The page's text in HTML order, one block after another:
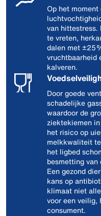
Op het
van hittestress.
te vreten,
dalen met
vruchtbaarheid
kalveren.
Door goede
schadelijke
waardoor de
ziektekiemen
het risico op
melkkwaliteit
het ligbed
besmetting
Een gezond
kans op
klimaat niet
voor een veilig,
consument.